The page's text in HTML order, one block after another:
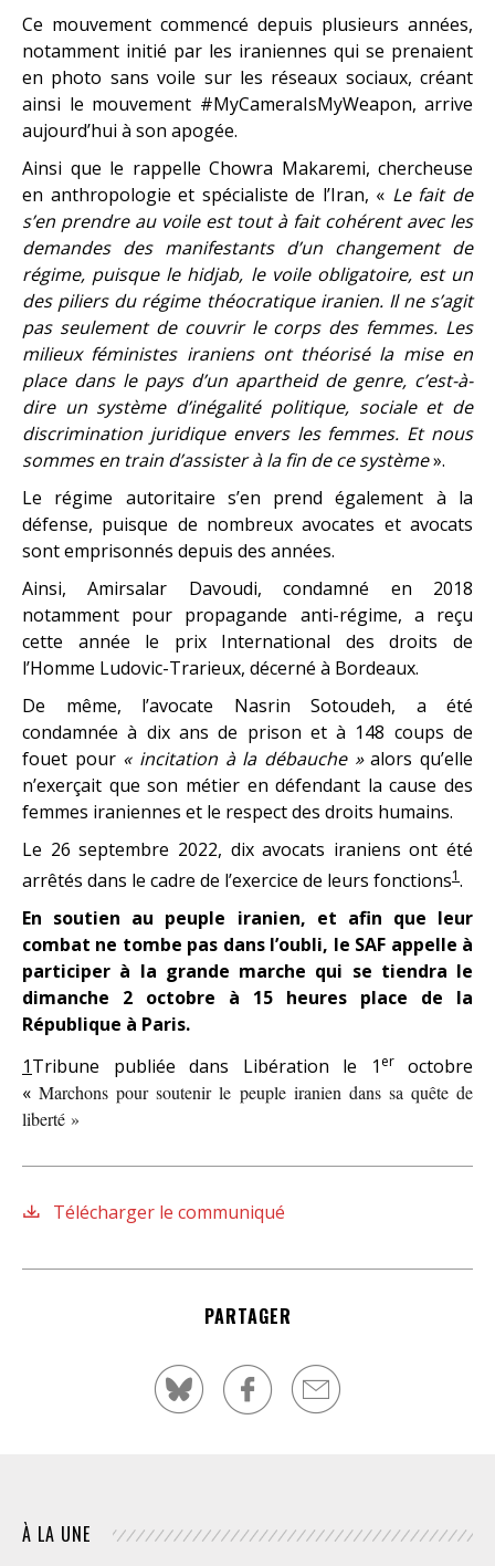
Ce mouvement commencé depuis plusieurs années,
notamment initié par les iraniennes qui se prenaient
en photo sans voile sur les réseaux sociaux, créant
ainsi le mouvement #MyCameraIsMyWeapon, arrive
aujourd’hui à son apogée.
Ainsi que le rappelle Chowra Makaremi, chercheuse
en anthropologie et spécialiste de l’Iran, « Le fait de
s’en prendre au voile est tout à fait cohérent avec les
demandes des manifestants d’un changement de
régime, puisque le hidjab, le voile obligatoire, est un
des piliers du régime théocratique iranien. Il ne s’agit
pas seulement de couvrir le corps des femmes. Les
milieux féministes iraniens ont théorisé la mise en
place dans le pays d’un apartheid de genre, c’est-à-
dire un système d’inégalité politique, sociale et de
discrimination juridique envers les femmes. Et nous
sommes en train d’assister à la fin de ce système».
Le régime autoritaire s’en prend également à la
défense, puisque de nombreux avocates et avocats
sont emprisonnés depuis des années.
Ainsi, Amirsalar Davoudi, condamné en 2018
notamment pour propagande anti-régime, a reçu
cette année le prix International des droits de
l’Homme Ludovic-Trarieux, décerné à Bordeaux.
De même, l’avocate Nasrin Sotoudeh, a été
condamnée à dix ans de prison et à 148 coups de
fouet pour « incitation à la débauche »alors qu’elle
n’exerçait que son métier en défendant la cause des
femmes iraniennes et le respect des droits humains.
Le 26 septembre 2022, dix avocats iraniens ont été
arrêtés dans le cadre de l’exercice de leurs fonctions1.
En soutien au peuple iranien, et afin que leur
combat ne tombe pas dans l’oubli, le SAF appelle à
participer à la grande marche qui se tiendra le
dimanche 2 octobre à 15 heures place de la
République à Paris.
1Tribune publiée dans Libération le 1 eroctobre
«Marchons pour soutenir le peuple iranien dans sa quête de
liberté »
Télécharger le communiqué
PARTAGER
À LA UNE